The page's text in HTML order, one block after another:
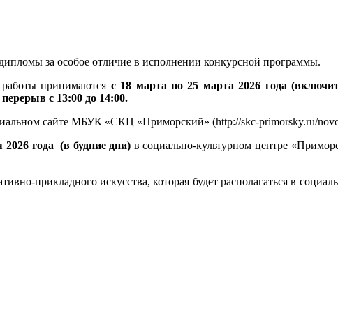
за особое отличие в исполнении конкурсной программы.
принимаются с 18 марта по 25 марта 2026 года
перерыв с 13:00 до 14:00.
сайте МБУК «СКЦ «Приморский» (http://skc-primorsky.ru/
2026 года (в будние дни) в социально-культурном центре
прикладного искусства, которая будет располагаться в